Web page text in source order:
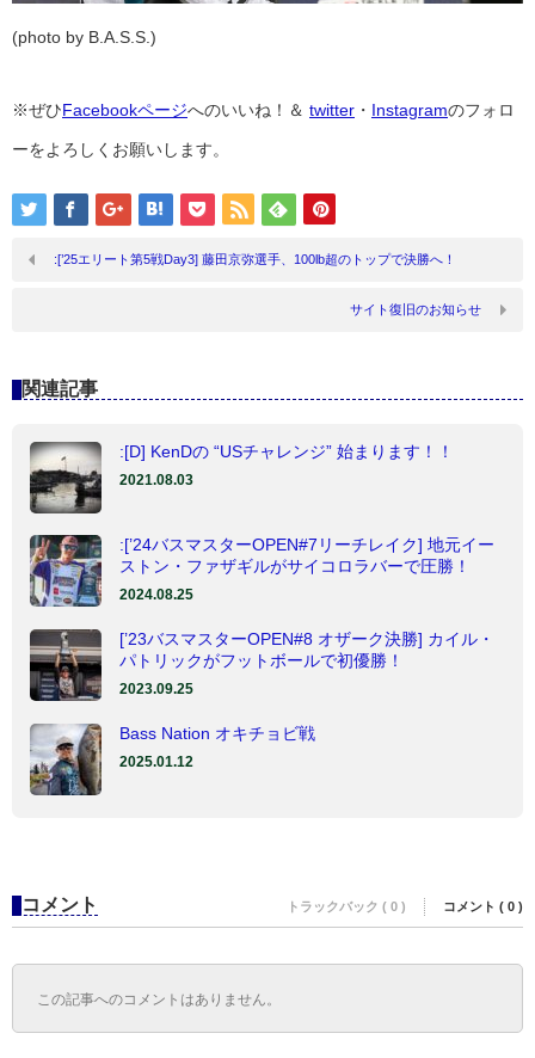
(photo by B.A.S.S.)
※ぜひFacebookページへのいいね！＆ twitter ・ Instagramのフォロ
ーをよろしくお願いします。
:[’25エリート第5戦Day3] 藤田京弥選手、100lb超のトップで決勝へ！
サイト復旧のお知らせ
関連記事
:[D] KenDの “USチャレンジ” 始まります！！
2021.08.03
:[’24バスマスターOPEN#7リーチレイク] 地元イー
ストン・ファザギルがサイコロラバーで圧勝！
2024.08.25
[’23バスマスターOPEN#8 オザーク決勝] カイル・
パトリックがフットボールで初優勝！
2023.09.25
Bass Nation オキチョビ戦
2025.01.12
コメント トラックバック ( 0 ) コメント ( 0 )
この記事へのコメントはありません。